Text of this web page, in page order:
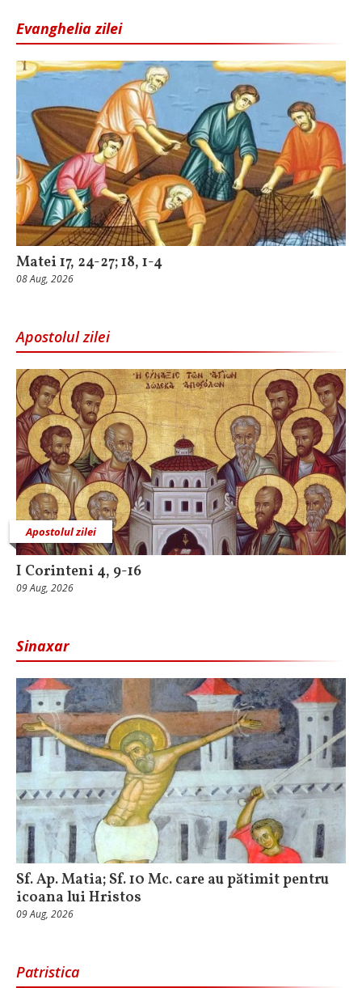
Evanghelia zilei
Matei 17, 24-27; 18, 1-4
08 Aug, 2026
Apostolul zilei
Apostolul zilei
I Corinteni 4, 9-16
09 Aug, 2026
Sinaxar
Sf. Ap. Matia; Sf. 10 Mc. care au pătimit pentru
icoana lui Hristos
09 Aug, 2026
Patristica